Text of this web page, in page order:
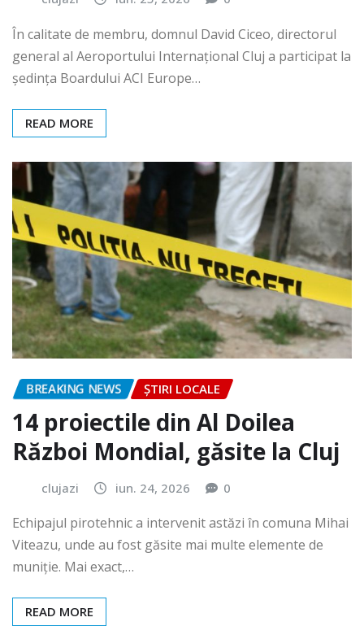
În calitate de membru, domnul David Ciceo, directorul
general al Aeroportului Internațional Cluj a participat la
ședința Boardului ACI Europe…
READ MORE
BREAKING NEWS ȘTIRI LOCALE
14 proiectile din Al Doilea
Război Mondial, găsite la Cluj
clujazi iun. 24, 2026 0
Echipajul pirotehnic a intervenit astăzi în comuna Mihai
Viteazu, unde au fost găsite mai multe elemente de
muniție. Mai exact,…
READ MORE